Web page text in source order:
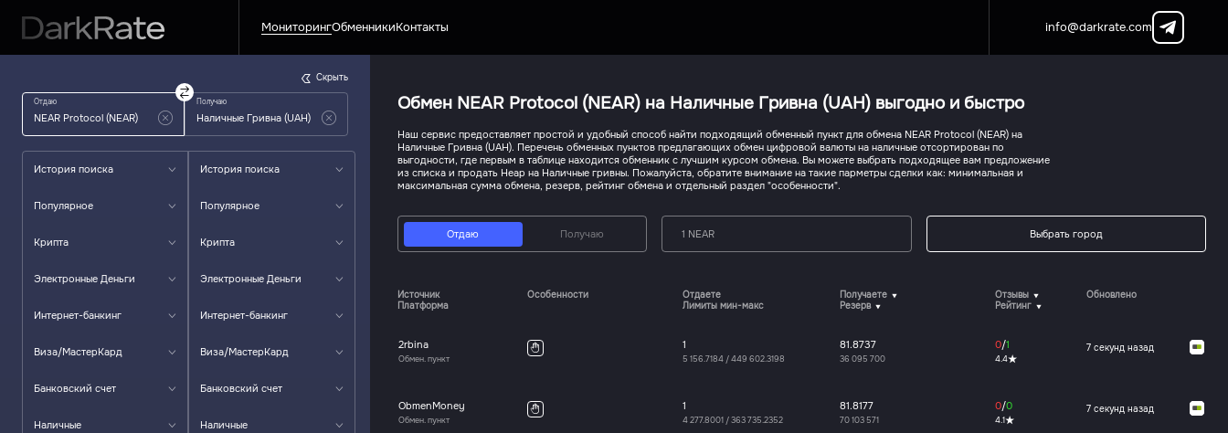
МониторингОбменникиКонтакты info@darkrate.com
Отдаю Получаю
История поиска
Популярное
Крипта
Электронные Деньги
Интернет-банкинг
Виза/МастерКард
Банковский счет
Наличные
История поиска
Популярное
Крипта
Электронные Деньги
Интернет-банкинг
Виза/МастерКард
Банковский счет
Наличные
Скрыть
Обмен NEAR Protocol (NEAR) на Наличные Гривна (UAH) выгодно и быстро
Наш сервис предоставляет простой и удобный способ найти подходящий обменный пункт для обмена NEAR Protocol (NEAR) на
Наличные Гривна (UAH). Перечень обменных пунктов предлагающих обмен цифровой валюты на наличные отсортирован по
выгодности, где первым в таблице находится обменник с лучшим курсом обмена. Вы можете выбрать подходящее вам предложение
из списка и продать Неар на Наличные гривны. Пожалуйста, обратите внимание на такие парметры сделки как: минимальная и
максимальная сумма обмена, резерв, рейтинг обмена и отдельный раздел "особенности".
Отдаю Получаю 1 NEAR Выбрать город
Источник
Платформа
Особенности
Отдаете
Лимиты мин-макс
Получаете
Резерв
Отзывы
Рейтинг
Обновлено
2rbina
Обмен. пункт
1
5 156.7184 /449 602.3198
81.8737
36 095 700
0/1
4.4
7 секунд назад
ObmenMoney
Обмен. пункт
1
4 277.8001 /363 735.2352
81.8177
70 103 571
0/0
4.1
7 секунд назад